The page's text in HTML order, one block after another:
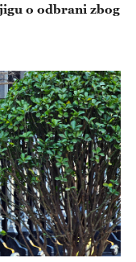
o odbrani zbog